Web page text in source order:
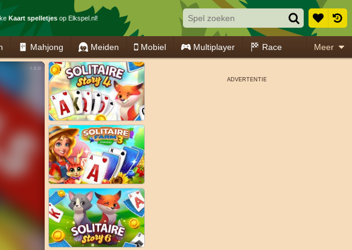
Kaart spelletjes op Elkspel.nl!
Mahjong Meiden Mobiel Multiplayer Race Meer